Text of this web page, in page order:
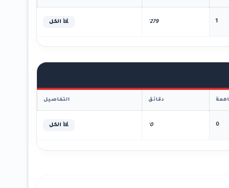
1
279' 📊 الكل
دقائق التفاصيل
0
0' 📊 الكل